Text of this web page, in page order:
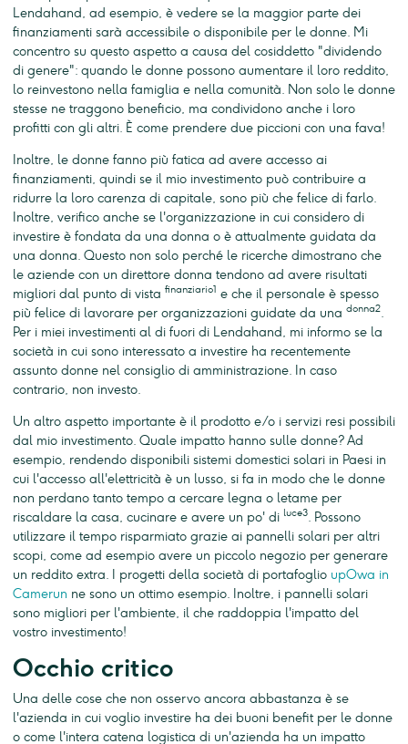
Lendahand, ad esempio, è vedere se la maggior parte dei
finanziamenti sarà accessibile o disponibile per le donne. Mi
concentro su questo aspetto a causa del cosiddetto "dividendo
di genere": quando le donne possono aumentare il loro reddito,
lo reinvestono nella famiglia e nella comunità. Non solo le donne
stesse ne traggono beneficio, ma condividono anche i loro
profitti con gli altri. È come prendere due piccioni con una fava!
Inoltre, le donne fanno più fatica ad avere accesso ai
finanziamenti, quindi se il mio investimento può contribuire a
ridurre la loro carenza di capitale, sono più che felice di farlo.
Inoltre, verifico anche se l'organizzazione in cui considero di
investire è fondata da una donna o è attualmente guidata da
una donna. Questo non solo perché le ricerche dimostrano che
le aziende con un direttore donna tendono ad avere risultati
migliori dal punto di vista finanziario1 e che il personale è spesso
più felice di lavorare per organizzazioni guidate da una donna2.
Per i miei investimenti al di fuori di Lendahand, mi informo se la
società in cui sono interessato a investire ha recentemente
assunto donne nel consiglio di amministrazione. In caso
contrario, non investo.
Un altro aspetto importante è il prodotto e/o i servizi resi possibili
dal mio investimento. Quale impatto hanno sulle donne? Ad
esempio, rendendo disponibili sistemi domestici solari in Paesi in
cui l'accesso all'elettricità è un lusso, si fa in modo che le donne
non perdano tanto tempo a cercare legna o letame per
riscaldare la casa, cucinare e avere un po' di luce3. Possono
utilizzare il tempo risparmiato grazie ai pannelli solari per altri
scopi, come ad esempio avere un piccolo negozio per generare
un reddito extra. I progetti della società di portafoglio upOwa in
Camerun ne sono un ottimo esempio. Inoltre, i pannelli solari
sono migliori per l'ambiente, il che raddoppia l'impatto del
vostro investimento!
Occhio critico
Una delle cose che non osservo ancora abbastanza è se
l'azienda in cui voglio investire ha dei buoni benefit per le donne
o come l'intera catena logistica di un'azienda ha un impatto